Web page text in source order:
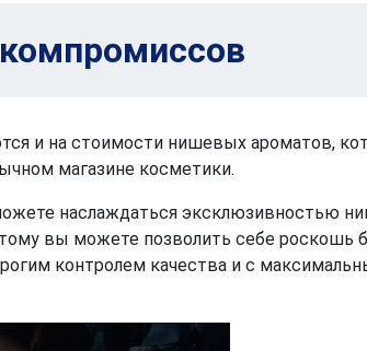
и на стоимости нишевых ароматов,
магазине косметики.
наслаждаться эксклюзивностью
вы можете позволить себе роскошь
контролем качества и с